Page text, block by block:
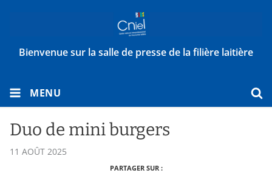
Bienvenue sur la salle de presse de la filière laitière
MENU
Duo de mini burgers
11 AOÛT 2025
PARTAGER SUR :